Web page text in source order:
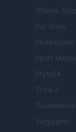
Offerte
Pet Story
Professione
Sport
Style24
Think.it
Viaggiamo